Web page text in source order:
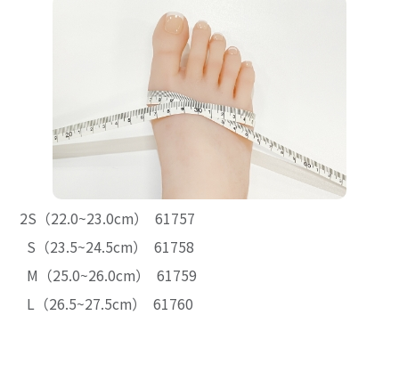
2S（22.0~23.0cm） 61757
S（23.5~24.5cm） 61758
M（25.0~26.0cm） 61759
L（26.5~27.5cm） 61760